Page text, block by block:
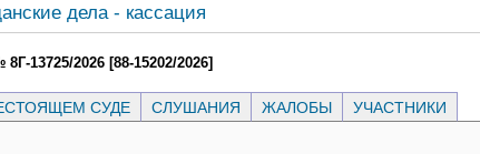
дела - кассация
13725/2026 [88-15202/2026]
СУДЕ СЛУШАНИЯ ЖАЛОБЫ УЧАСТНИКИ